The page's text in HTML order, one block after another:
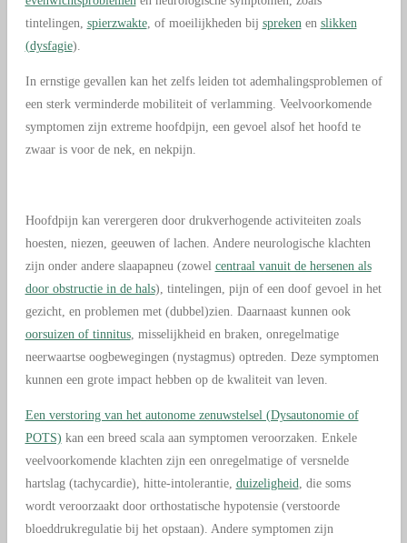
tintelingen, spierzwakte, of moeilijkheden bij spreken en slikken
(dysfagie).
In ernstige gevallen kan het zelfs leiden tot ademhalingsproblemen of
een sterk verminderde mobiliteit of verlamming. Veelvoorkomende
symptomen zijn extreme hoofdpijn, een gevoel alsof het hoofd te
zwaar is voor de nek, en nekpijn.
Hoofdpijn kan verergeren door drukverhogende activiteiten zoals
hoesten, niezen, geeuwen of lachen. Andere neurologische klachten
zijn onder andere slaapapneu (zowel centraal vanuit de hersenen als
door obstructie in de hals), tintelingen, pijn of een doof gevoel in het
gezicht, en problemen met (dubbel)zien. Daarnaast kunnen ook
oorsuizen of tinnitus, misselijkheid en braken, onregelmatige
neerwaartse oogbewegingen (nystagmus) optreden. Deze symptomen
kunnen een grote impact hebben op de kwaliteit van leven.
Een verstoring van het autonome zenuwstelsel (Dysautonomie of
POTS) kan een breed scala aan symptomen veroorzaken. Enkele
veelvoorkomende klachten zijn een onregelmatige of versnelde
hartslag (tachycardie), hitte-intolerantie, duizeligheid , die soms
wordt veroorzaakt door orthostatische hypotensie (verstoorde
bloeddrukregulatie bij het opstaan). Andere symptomen zijn